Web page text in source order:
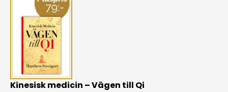
Kinesisk medicin – Vägen till Qi